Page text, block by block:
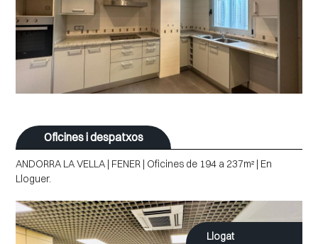
Oficines i despatxos
ANDORRA LA VELLA | FENER | Oficines de 194 a 237m² | En
Lloguer.
Llogat